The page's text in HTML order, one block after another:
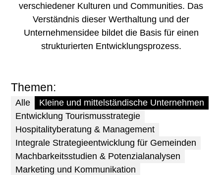
Themen
verschiedener Kulturen und Communities. Das
Verständnis dieser Werthaltung und der
Unternehmensidee bildet die Basis für einen
strukturierten Entwicklungsprozess.
Themen
Alle
Kleine und mittelständische Unternehmen
Entwicklung Tourismusstrategie
Hospitalityberatung & Management
Integrale Strategieentwicklung für Gemeinden
Machbarkeitsstudien & Potenzialanalysen
Marketing und Kommunikation